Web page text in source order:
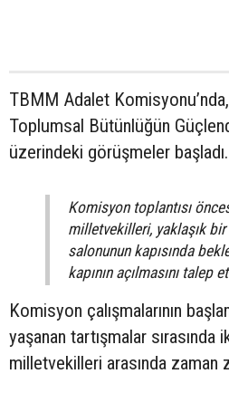
TBMM Adalet
Toplumsal Bütünlüğün
üzerindeki görüşmeler başladı.
Komisyon toplantısı
milletvekilleri, yaklaşık
salonunun kapısında
kapının açılmasını talep
Komisyon çalışmalarının
yaşanan tartışmalar
milletvekilleri arasında zaman